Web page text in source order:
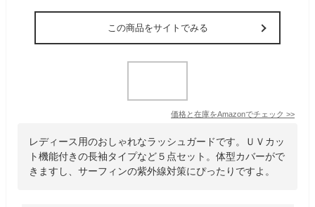
この商品をサイトでみる
価格と在庫をAmazonでチェック >>
レディース用のおしゃれなラッシュガードです。ＵＶカッ
ト機能付きの長袖タイプなど５点セット。体型カバーがで
きますし、サーフィンの紫外線対策にぴったりですよ。